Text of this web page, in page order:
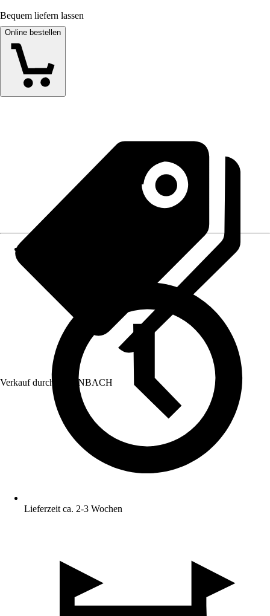
Bequem liefern lassen
Online bestellen
Verkauf durch: HORNBACH
Lieferzeit ca. 2-3 Wochen